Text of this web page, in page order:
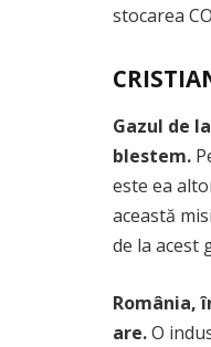
stocarea
Gazul de
blestem.
este ea
această
de la acest
România,
are.O